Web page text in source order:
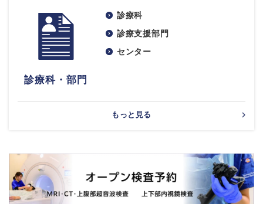
診療科・部門
診療科
診療支援部門
センター
もっと見る